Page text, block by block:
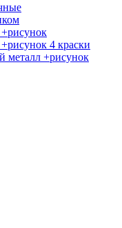
4 краски
металл +рисунок